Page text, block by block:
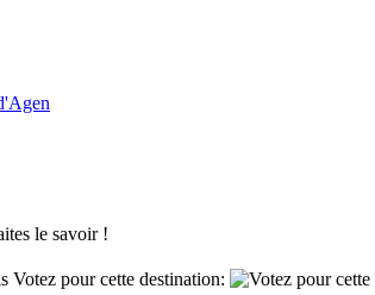
le savoir !
Votez pour cette destination: